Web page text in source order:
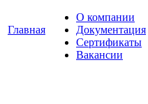
Главная
О компании
Документация
Сертификаты
Вакансии